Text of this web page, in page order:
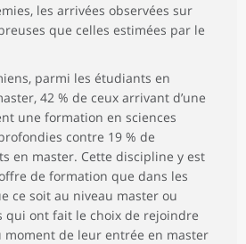
les arrivées observées sur
que celles estimées par le
parmi les étudiants en
42 % de ceux arrivant d’une
une formation en sciences
contre 19 % de
en master. Cette discipline y est
de formation que dans les
ce soit au niveau master ou
qui ont fait le choix de rejoindre
moment de leur entrée en master